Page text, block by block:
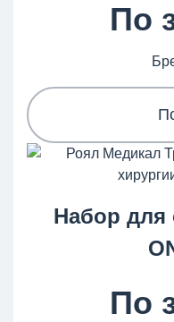
По
Набор для
По